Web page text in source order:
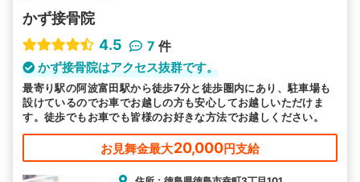
かず接骨院
4.5
7 件
かず接骨院はアクセス抜群です。
最寄り駅の阿波富田駅から徒歩7分と徒歩圏内にあり、駐車場も
設けているのでお車でお越しの方も安心してお越しいただけま
す。徒歩でもお車でも皆様のお好きな方法でお越しください。
お見舞金最大20,000円支給